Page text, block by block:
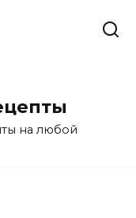
на любой